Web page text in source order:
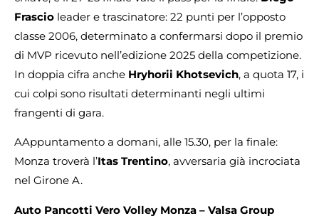
Frascio leader e trascinatore: 22 punti per l’opposto
classe 2006, determinato a confermarsi dopo il premio
di MVP ricevuto nell’edizione 2025 della competizione.
In doppia cifra anche Hryhorii Khotsevich, a quota 17, i
cui colpi sono risultati determinanti negli ultimi
frangenti di gara.
AAppuntamento a domani, alle 15.30, per la finale:
Monza troverà l’Itas Trentino, avversaria già incrociata
nel Girone A.
Auto Pancotti Vero Volley Monza – Valsa Group